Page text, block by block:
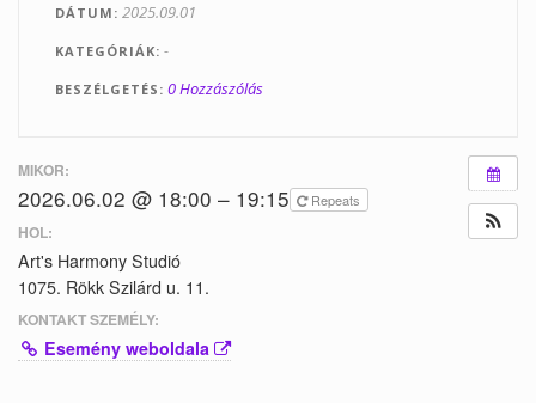
Kapcsolat
DÁTUM 2025.09.01
KATEGÓRIÁK -
BESZÉLGETÉS 0 Hozzászólás
MIKOR:
2026.06.02 @ 18:00 – 19:15 Repeats
HOL:
Art's Harmony Studió
1075. Rökk Szilárd u. 11.
KONTAKT SZEMÉLY:
Esemény weboldala